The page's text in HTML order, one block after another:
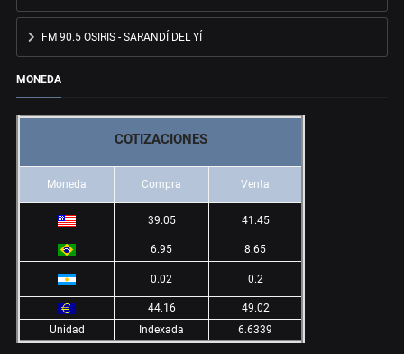
FM 90.5 OSIRIS - SARANDÍ DEL YÍ
MONEDA
COTIZACIONES
Moneda Compra Venta
39.05 41.45
6.95 8.65
0.02 0.2
44.16
49.02
Unidad
Indexada 6.6339